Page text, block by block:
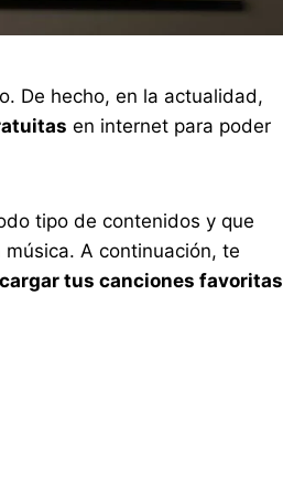
De hecho, en la actualidad,
en internet para poder
tipo de contenidos y que
A continuación, te
tus canciones favoritas